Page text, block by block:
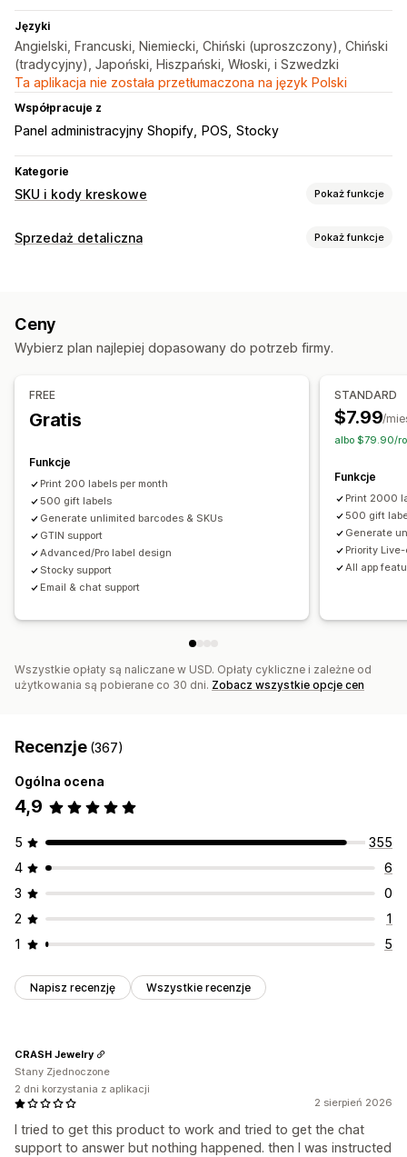
Języki
Angielski, Francuski, Niemiecki, Chiński (uproszczony), Chiński
(tradycyjny), Japoński, Hiszpański, Włoski, i Szwedzki
Ta aplikacja nie została przetłumaczona na język Polski
Współpracuje z
Panel administracyjny Shopify POS Stocky
Kategorie
SKU i kody kreskowe Pokaż funkcje
Zarządzanie kodami kreskowymi
Zarządzanie SKU
Niestandardowe szablony
Prefiksy i sufiksy
Drukowanie zbiorcze
Elementy niestandardowe
Rozmiary niestandardowe Obrazy
Sprzedaż detaliczna Pokaż funkcje
Zarządzanie zapasami
Ceny
Wybierz plan najlepiej dopasowany do potrzeb firmy.
FREE
Gratis
Funkcje
Print 200 labels per month
500 gift labels
Generate unlimited barcodes & SKUs
GTIN support
Advanced/Pro label design
Stocky support
Email & chat support
STANDARD
$7.99/
albo $79.90/
Funkcje
Print 2000
500 gift
Generate
Priority
All app
Wszystkie opłaty są naliczane w USD. Opłaty cykliczne i zależne od
użytkowania są pobierane co 30 dni. Zobacz wszystkie opcje cen
Recenzje (367)
Ogólna ocena
4,9
5
355
4
6
3
0
2
1
1
5
Napisz recenzję Wszystkie recenzje
2 sierpień 2026
I tried to get this product to work and tried to get the chat
support to answer but nothing happened. then I was instructed
CRASH Jewelry
Stany Zjednoczone
2 dni korzystania z aplikacji